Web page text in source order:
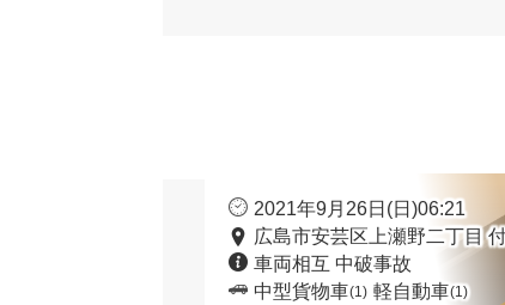
2021年9月26日(日)06:21
広島市安芸区上瀬野二丁目
車両相互 中破事故
中型貨物車(1) 軽自動車(1)